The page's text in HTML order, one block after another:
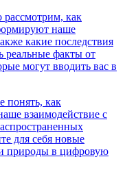
как
наше
какие последствия
реальные факты от
могут вводить вас в
понять, как
взаимодействие с
для себя новые
природы в цифровую